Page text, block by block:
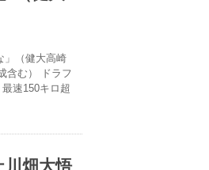
」（健大高崎
含む） ドラフ
速150キロ超
川畑大悟